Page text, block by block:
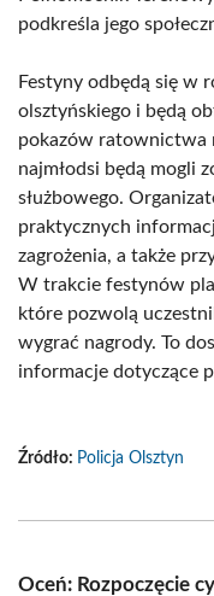
podkreśla jego
Festyny odbędą się w
olsztyńskiego i będą
pokazów ratownictwa
najmłodsi będą mogli
służbowego.
praktycznych
zagrożenia, a także
W trakcie festynów
które pozwolą
wygrać nagrody. To
informacje dotyczące
Źródło: Policja Olsztyn
Oceń: Rozpoczęcie